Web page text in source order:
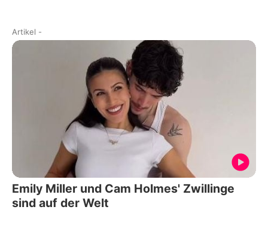
Artikel -
Emily Miller und Cam Holmes' Zwillinge
sind auf der Welt